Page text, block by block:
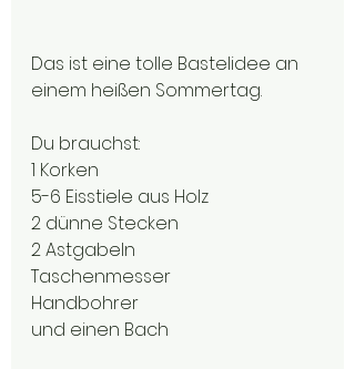
Das ist eine tolle Bastelidee an
einem heißen Sommertag.
Du brauchst:
1 Korken
5-6 Eisstiele aus Holz
2 dünne Stecken
2 Astgabeln
Taschenmesser
Handbohrer
und einen Bach